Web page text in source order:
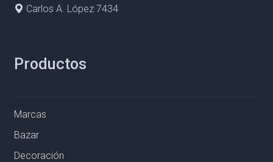
Carlos A. López 7434
Productos
Marcas
Bazar
Decoración